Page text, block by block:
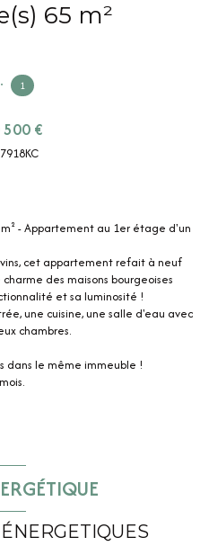
chambre(s) 65 m²
1
€
7918KC
m² - Appartement au 1er étage d'un
cet appartement refait à neuf
des maisons bourgeoises
et sa luminosité !
une cuisine, une salle d'eau avec
chambres.
dans le même immeuble !